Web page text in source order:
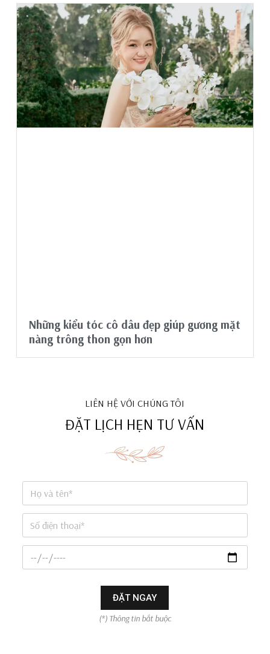
Những kiểu tóc cô dâu đẹp giúp gương mặt
nàng trông thon gọn hơn
LIÊN HỆ VỚI CHÚNG TÔI
ĐẶT LỊCH HẸN TƯ VẤN
ĐẶT NGAY
(*) Thông tin bắt buộc